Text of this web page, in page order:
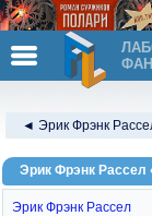
◄ Эрик Фрэнк
Эрик Фрэнк Рассел
Эрик Фрэнк Рассел